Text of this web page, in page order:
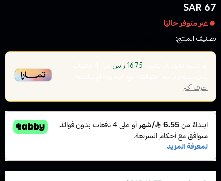
67 SAR
غير متوفر حاليًا
تصنيف المنتج:
16.75 ر.س
اعرف أكثر